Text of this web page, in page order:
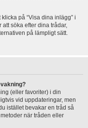
på “Visa dina inlägg” i
söka efter dina trådar,
på lämpligt sätt.
(eller favoriter) i din
vid uppdateringar, men
istället bevakar en tråd så
när tråden eller